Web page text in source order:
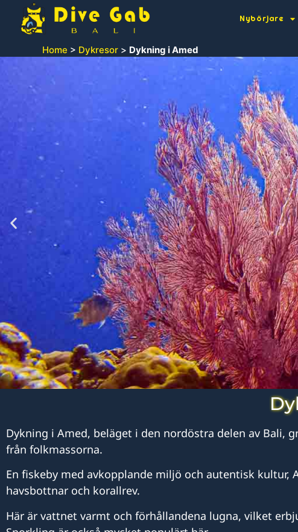
Nybörjare
Home > Dykresor > Dykning i Amed
Dykning i Amed, beläget i den nordöstra delen av Bali,
från folkmassorna.
En fiskeby med avkopplande miljö och autentisk
havsbottnar och korallrev.
Här är vattnet varmt och förhållandena lugna, vilket